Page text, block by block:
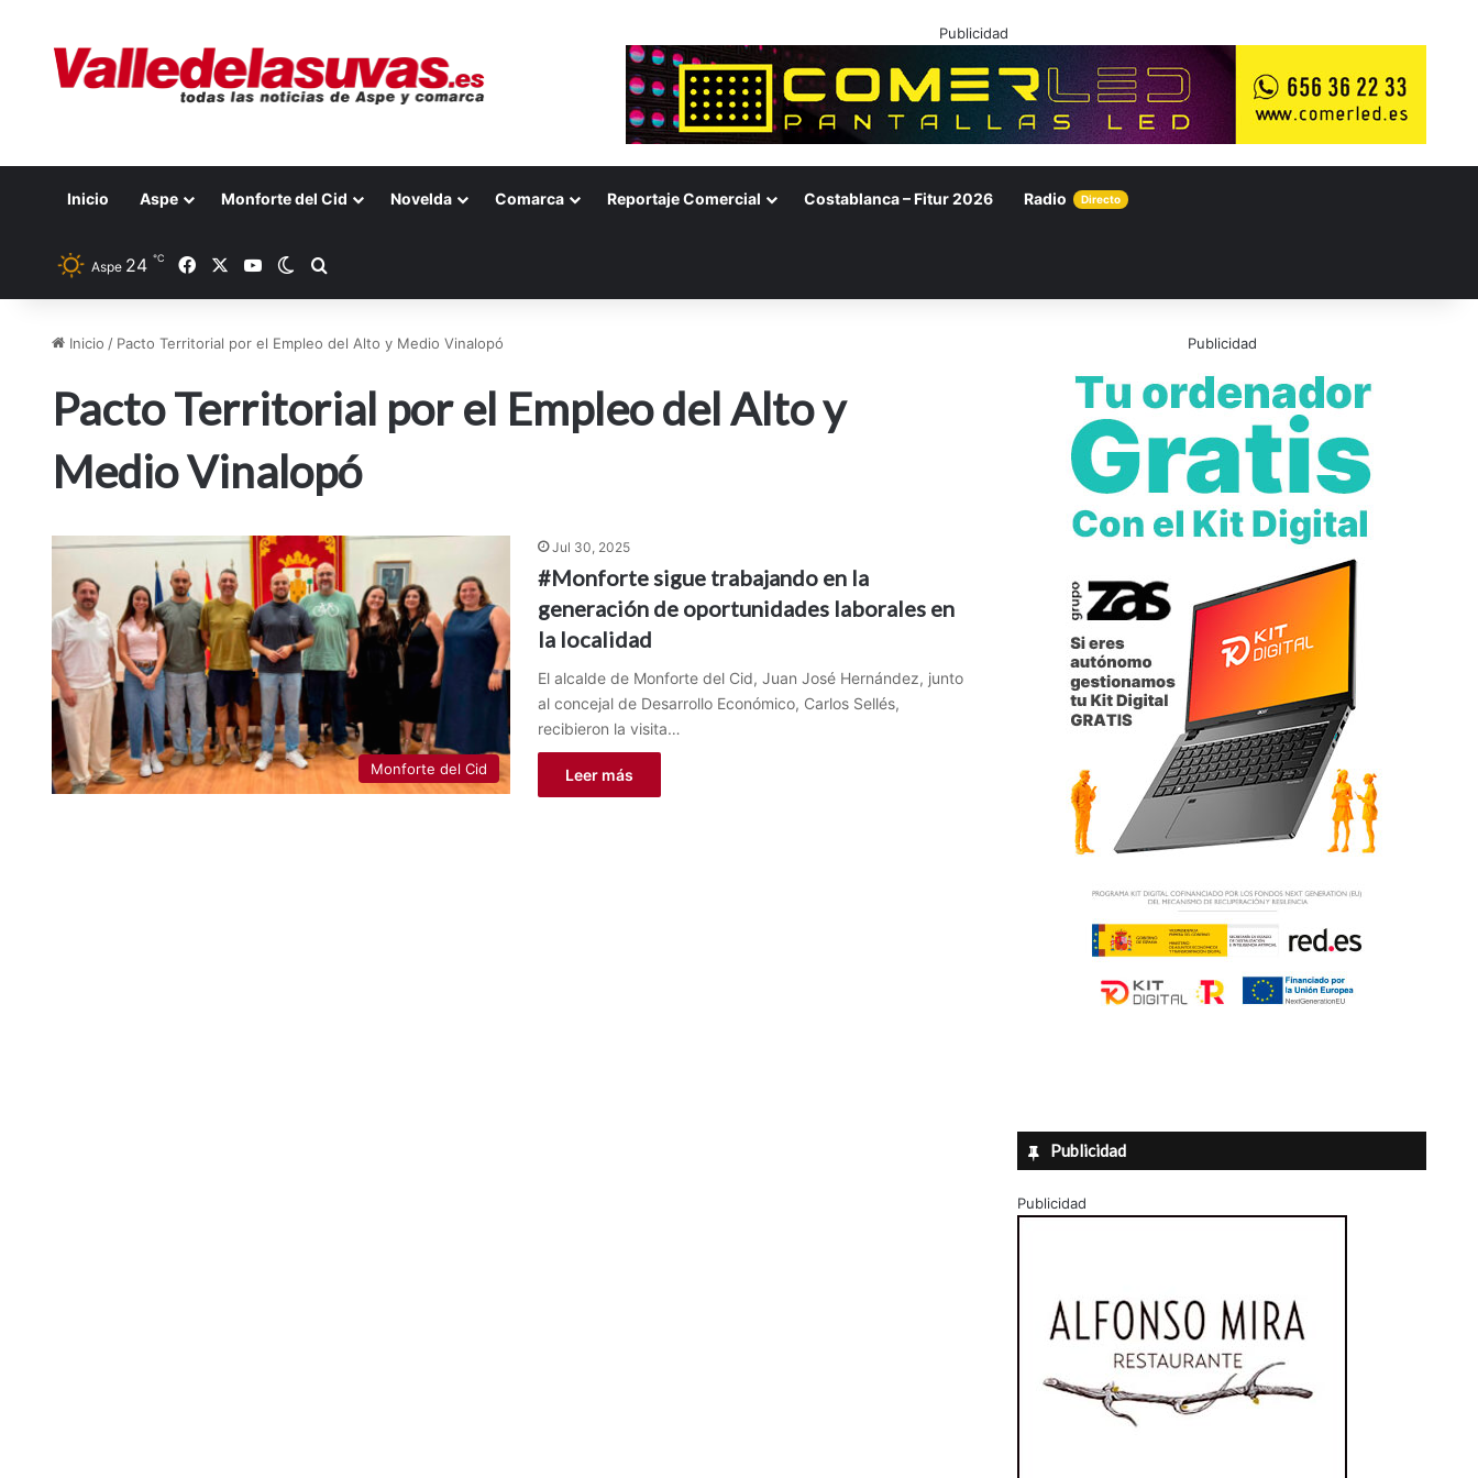
Publicidad
Inicio Aspe Monforte del Cid Novelda Comarca Reportaje Comercial Costablanca – Fitur 2026 Radio Directo
Aspe 24 ℃ FacebookYouTubeSwitch skin
Inicio / Pacto Territorial por el Empleo del Alto y Medio Vinalopó
Pacto Territorial por el Empleo del Alto y
Medio Vinalopó
Monforte del Cid
Jul 30, 2025
#Monforte sigue trabajando en la
generación de oportunidades laborales en
la localidad
El alcalde de Monforte del Cid, Juan José Hernández, junto
al concejal de Desarrollo Económico, Carlos Sellés,
recibieron la visita…
Leer más
Publicidad
Publicidad
Publicidad